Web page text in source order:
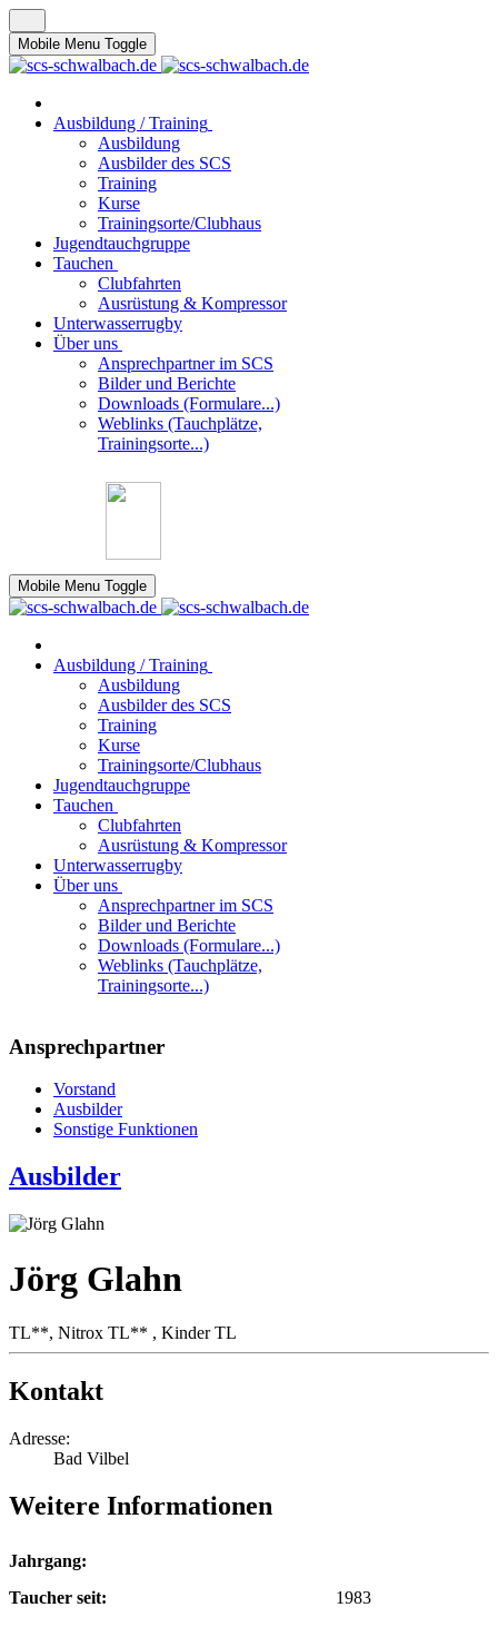
Mobile Menu Toggle
Ausbildung / Training
Ausbildung
Ausbilder des SCS
Training
Kurse
Trainingsorte/Clubhaus
Jugendtauchgruppe
Tauchen
Clubfahrten
Ausrüstung & Kompressor
Unterwasserrugby
Über uns
Ansprechpartner im SCS
Bilder und Berichte
Downloads (Formulare...)
Weblinks (Tauchplätze,
Trainingsorte...)
Mobile Menu Toggle
Ausbildung / Training
Ausbildung
Ausbilder des SCS
Training
Kurse
Trainingsorte/Clubhaus
Jugendtauchgruppe
Tauchen
Clubfahrten
Ausrüstung & Kompressor
Unterwasserrugby
Über uns
Ansprechpartner im SCS
Bilder und Berichte
Downloads (Formulare...)
Weblinks (Tauchplätze,
Trainingsorte...)
Ansprechpartner
Vorstand
Ausbilder
Sonstige Funktionen
Ausbilder
Jörg Glahn
TL**, Nitrox TL** , Kinder TL
Kontakt
Adresse:
Bad Vilbel
Weitere Informationen
Jahrgang:
Taucher seit:
1983